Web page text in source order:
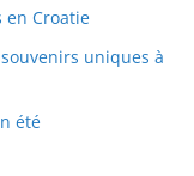
en Croatie
uniques à
été